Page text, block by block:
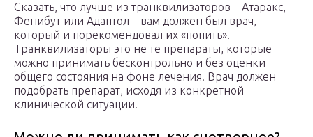
Сказать, что лучше из транквилизаторов – Атаракс,
Фенибут или Адаптол – вам должен был врач,
который и порекомендовал их «попить».
Транквилизаторы это не те препараты, которые
можно принимать бесконтрольно и без оценки
общего состояния на фоне лечения. Врач должен
подобрать препарат, исходя из конкретной
клинической ситуации.